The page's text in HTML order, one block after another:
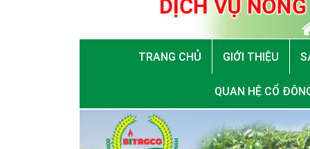
TRANG CHỦ GIỚI THIỆU
QUAN HỆ CỔ